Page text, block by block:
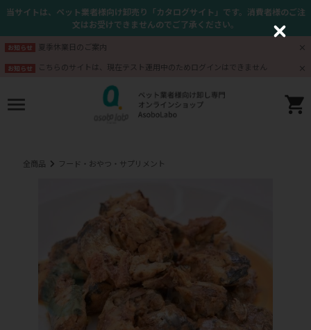
当サイトは、ペット業者様向け卸売り「カタログサイト」です。消費者様のご注
文はお受けできませんのでご了承ください。
お知らせ 夏季休業日のご案内
お知らせ こちらのサイトは、現在テスト運用中のためログインはできません
全商品 フード・おやつ・サプリメント
C